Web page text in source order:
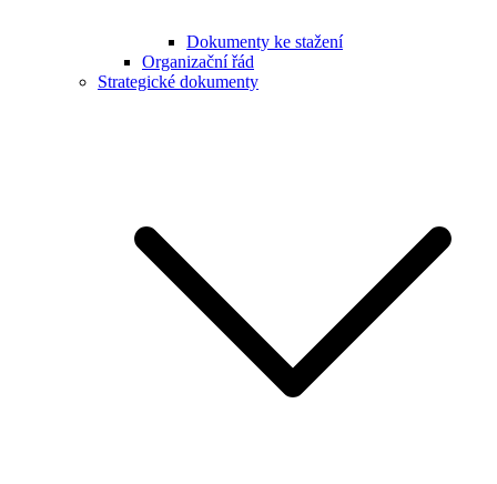
Dokumenty ke stažení
Organizační řád
Strategické dokumenty